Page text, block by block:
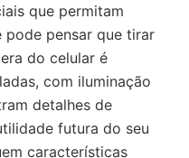
que permitam
pensar que tirar
do celular é
com iluminação
detalhes de
futura do seu
características